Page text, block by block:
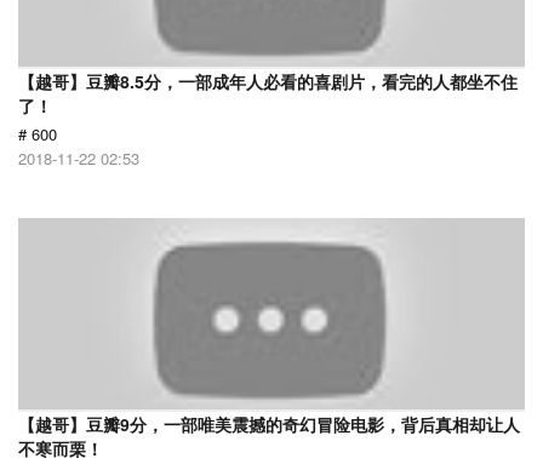
【越哥】豆瓣8.5分，一部成年人必看的喜剧片，看完的人都坐不住
了！
# 600
2018-11-22 02:53
【越哥】豆瓣9分，一部唯美震撼的奇幻冒险电影，背后真相却让人
不寒而栗！